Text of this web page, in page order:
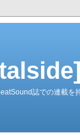
誌での連載を